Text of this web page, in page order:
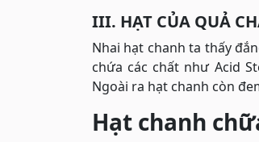
III. HẠT CỦA QUẢ
Nhai hạt chanh ta thấy
chứa các chất như Acid
Ngoài ra hạt chanh còn
Hạt chanh